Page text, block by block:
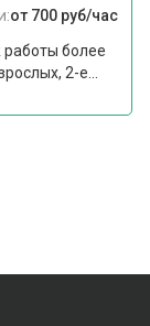
от 700 руб/час
более
2-е...